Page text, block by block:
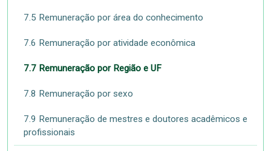
7.5 Remuneração por área do conhecimento
7.6 Remuneração por atividade econômica
7.7 Remuneração por Região e UF
7.8 Remuneração por sexo
7.9 Remuneração de mestres e doutores acadêmicos e
profissionais